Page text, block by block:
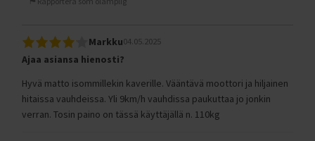
Markku04.05.2025
Ajaa asiansa hienosti?
Hyvä matto isommillekin kaverille. Vääntävä moottori ja hiljainen
hitaissa vauhdeissa. Yli 9km/h vauhdissa paukuttaa jo jonkin
verran. Tosin paino on tässä käyttäjällä n. 110kg